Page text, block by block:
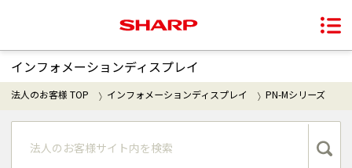
インフォメーションディスプレイ
法人のお客様 TOP インフォメーションディスプレイ PN-Mシリーズ